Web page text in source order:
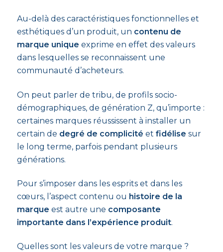
Au-delà des caractéristiques fonctionnelles et
esthétiques d’un produit, un contenu de
marque unique exprime en effet des valeurs
dans lesquelles se reconnaissent une
communauté d’acheteurs.
On peut parler de tribu, de profils socio-
démographiques, de génération Z, qu’importe :
certaines marques réussissent à installer un
certain de degré de complicité et fidélise sur
le long terme, parfois pendant plusieurs
générations.
Pour s’imposer dans les esprits et dans les
cœurs, l’aspect contenu ou histoire de la
marque est autre une composante
importante dans l’expérience produit.
Quelles sont les valeurs de votre marque ?